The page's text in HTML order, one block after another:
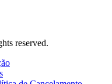
reserved.